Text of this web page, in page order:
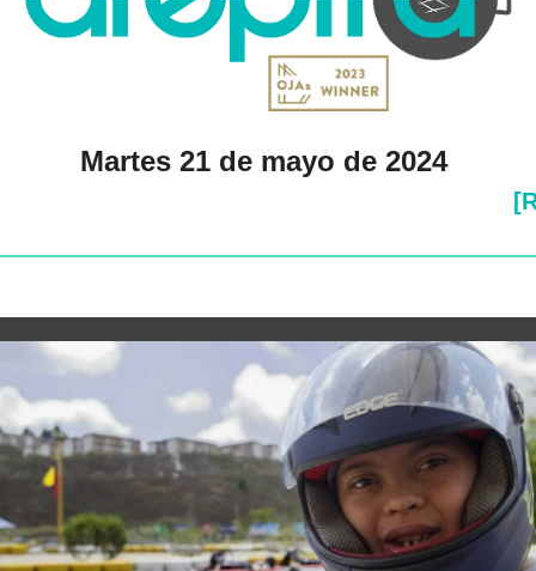
Martes 21 de mayo de 2024